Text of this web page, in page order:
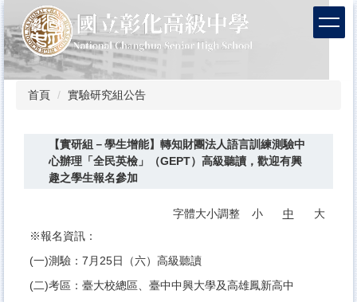
到
主
要
內
首頁 實驗研究組公告
【實研組－學生增能】轉知財團法人語言訓練測驗中
心辦理「全民英檢」（GEPT）高級聽讀，歡迎有興
趣之學生報名參加
字體大小調整 小 中
大
※報名資訊：
(一)測驗：7月25日（六）高級聽讀
(二)考區：臺大校總區、臺中中興大學及高雄鳳新高中